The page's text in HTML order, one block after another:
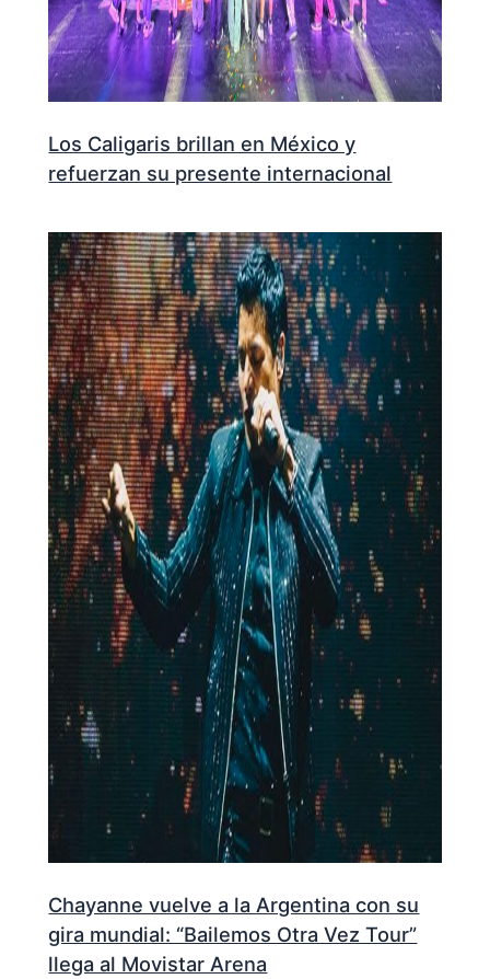
Los Caligaris brillan en México y
refuerzan su presente internacional
Chayanne vuelve a la Argentina con su
gira mundial: “Bailemos Otra Vez Tour”
llega al Movistar Arena